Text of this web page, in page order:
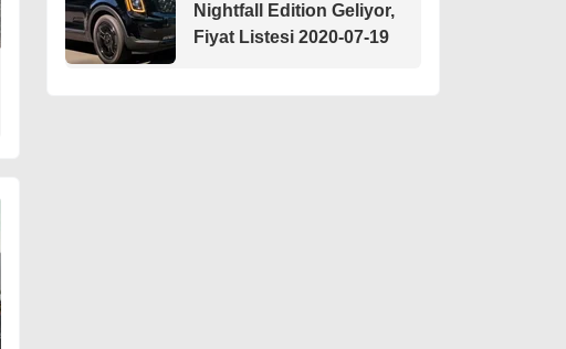
Nightfall Edition Geliyor,
Fiyat Listesi 2020-07-19